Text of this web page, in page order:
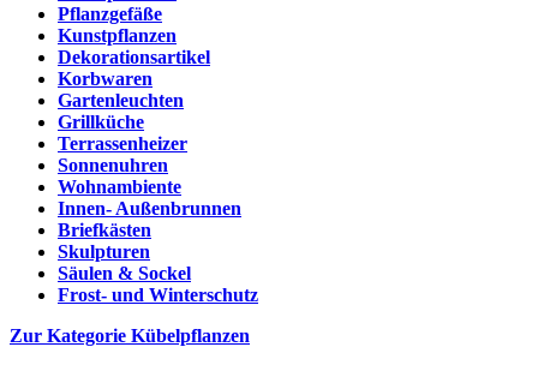
Pflanzgefäße
Kunstpflanzen
Dekorationsartikel
Korbwaren
Gartenleuchten
Grillküche
Terrassenheizer
Sonnenuhren
Wohnambiente
Innen- Außenbrunnen
Briefkästen
Skulpturen
Säulen & Sockel
Frost- und Winterschutz
Zur Kategorie Kübelpflanzen